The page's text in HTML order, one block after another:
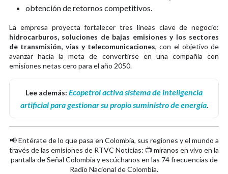
obtención de retornos competitivos.
La empresa proyecta fortalecer tres líneas clave de negocio:
hidrocarburos, soluciones de bajas emisiones y los sectores
de transmisión, vías y telecomunicaciones, con el objetivo de
avanzar hacia la meta de convertirse en una compañía con
emisiones netas cero para el año 2050.
Lee además: Ecopetrol activa sistema de inteligencia
artificial para gestionar su propio suministro de energía.
📢 Entérate de lo que pasa en Colombia, sus regiones y el mundo a
través de las emisiones de RTVC Noticias: 📺 míranos en vivo en la
pantalla de Señal Colombia y escúchanos en las 74 frecuencias de
Radio Nacional de Colombia.